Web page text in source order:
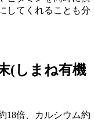
してくれることも分
(しまね有機
18倍、カルシウム約